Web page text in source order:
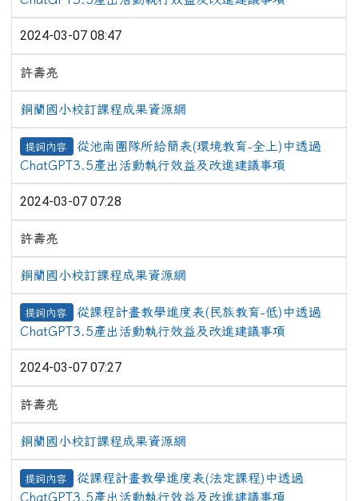
2024-03-07 08:47
許壽亮
銅蘭國小校訂課程成果資源網
提詞內容
從池南團隊所給簡表(環境教育-全上)中透過
ChatGPT3.5產出活動執行效益及改進建議事項
2024-03-07 07:28
許壽亮
銅蘭國小校訂課程成果資源網
提詞內容
從課程計畫教學進度表(民族教育-低)中透過
ChatGPT3.5產出活動執行效益及改進建議事項
2024-03-07 07:27
許壽亮
銅蘭國小校訂課程成果資源網
提詞內容
從課程計畫教學進度表(法定課程)中透過
ChatGPT3.5產出活動執行效益及改進建議事項